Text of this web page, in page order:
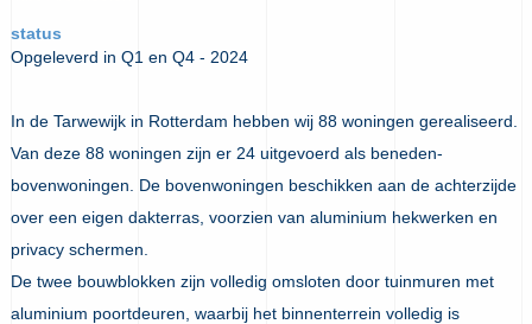
status
Opgeleverd in Q1 en Q4 - 2024
In de Tarwewijk in Rotterdam hebben wij 88 woningen gerealiseerd.
Van deze 88 woningen zijn er 24 uitgevoerd als beneden-
bovenwoningen. De bovenwoningen beschikken aan de achterzijde
over een eigen dakterras, voorzien van aluminium hekwerken en
privacy schermen.
De twee bouwblokken zijn volledig omsloten door tuinmuren met
aluminium poortdeuren, waarbij het binnenterrein volledig is